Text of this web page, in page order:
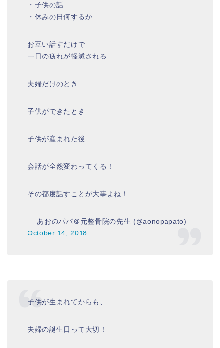
・子供の話
・休みの日何するか
お互い話すだけで
一日の疲れが軽減される
夫婦だけのとき
子供ができたとき
子供が産まれた後
会話が全然変わってくる！
その都度話すことが大事よね！
— あおのパパ＠元整骨院の先生 (@aonopapato)
October 14, 2018
子供が生まれてからも、
夫婦の誕生日って大切！